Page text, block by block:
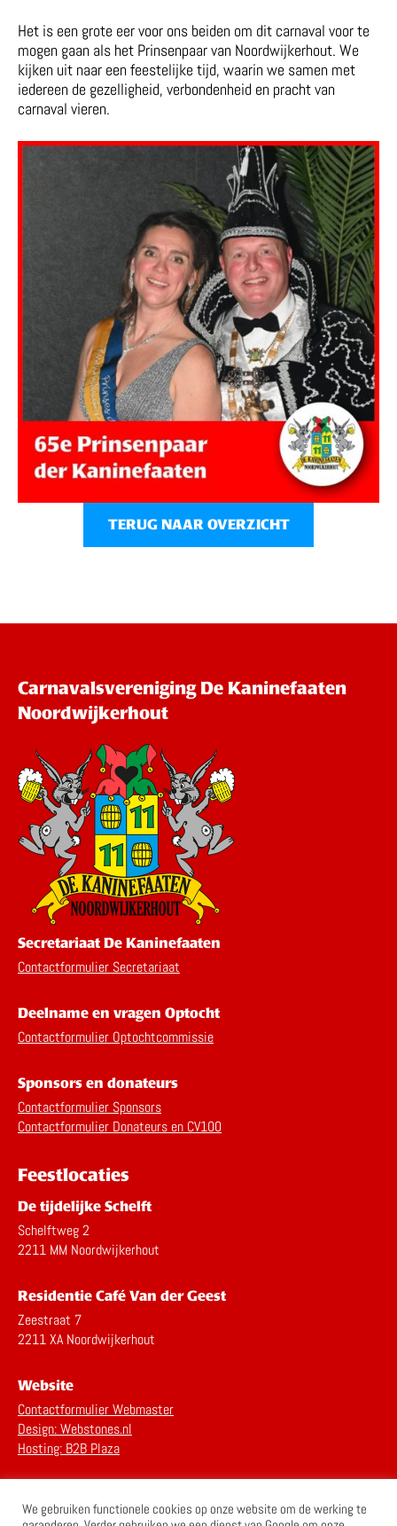
Het is een grote eer voor ons beiden om dit carnaval voor te
mogen gaan als het Prinsenpaar van Noordwijkerhout. We
kijken uit naar een feestelijke tijd, waarin we samen met
iedereen de gezelligheid, verbondenheid en pracht van
carnaval vieren.
TERUG NAAR OVERZICHT
Carnavalsvereniging De Kaninefaaten
Noordwijkerhout
Secretariaat De Kaninefaaten
Contactformulier Secretariaat
Deelname en vragen Optocht
Contactformulier Optochtcommissie
Sponsors en donateurs
Contactformulier Sponsors
Contactformulier Donateurs en CV100
Feestlocaties
De tijdelijke Schelft
Schelftweg 2
2211 MM Noordwijkerhout
Residentie Café Van der Geest
Zeestraat 7
2211 XA Noordwijkerhout
Website
Contactformulier Webmaster
Design: Webstones.nl
Hosting: B2B Plaza
Disclaimer
We gebruiken functionele cookies op onze website om de werking te